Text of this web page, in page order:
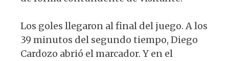
Los goles llegaron al final del juego. A los
39 minutos del segundo tiempo, Diego
Cardozo abrió el marcador. Y en el